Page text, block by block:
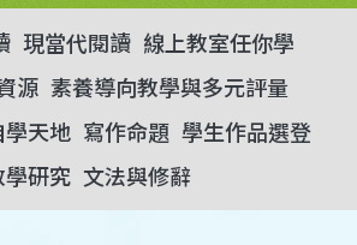
現當代閱讀 線上教室任你學
源 素養導向教學與多元評量
學天地 寫作命題 學生作品選登
學研究 文法與修辭